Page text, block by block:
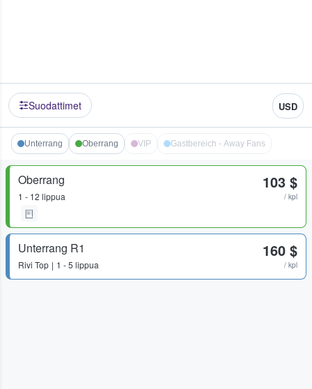
Suodattimet USD
Unterrang Oberrang VIP Gastbereich - Away Fans
Oberrang
1 - 12 lippua
103 $
/ kpl
Unterrang R1
Rivi Top 1 - 5 lippua
160 $
/ kpl